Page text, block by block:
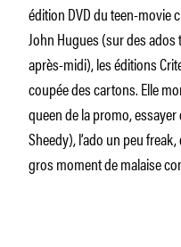
édition DVD du teen-movie
John Hugues (sur des
après-midi), les éditions
coupée des cartons. Elle
queen de la promo,
Sheedy), l’ado un peu
gros moment de malaise